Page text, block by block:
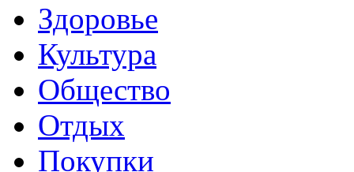
Здоровье
Культура
Общество
Отдых
Покупки